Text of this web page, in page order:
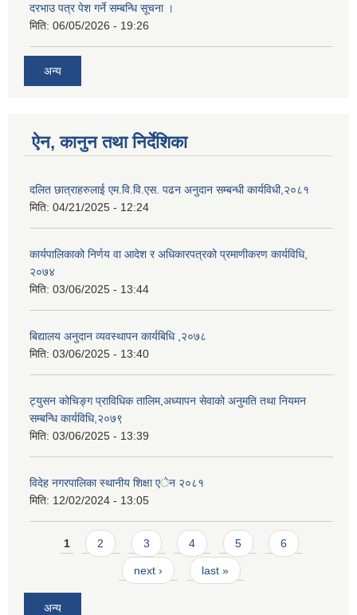
दरभाउ पत्र पेश गर्ने सम्बन्धि सूचना ।
मिति: 06/05/2026 - 19:26
अन्य
ऐन, कानुन तथा निर्देशिका
दलित छात्राहरुलाई एम.वि.वि.एस. पढन अनुदान सम्बन्धी कार्यविधी,२०८१
मिति: 04/21/2025 - 12:24
कार्यपालिकाको निर्णय वा आदेश र अधिकारपत्रको प्रमाणीकरण कार्यविधि,
२०७४
मिति: 03/06/2025 - 13:44
बिद्यालय अनुदान व्यवस्थापन कार्यबिधि ,२०७८
मिति: 03/06/2025 - 13:40
ट्युसन कोचिङ्ग प्राविधिक तालिम,अध्यापन सेवाको अनुमति तथा नियमन
सम्बन्धि कार्यविधि,२०७९
मिति: 03/06/2025 - 13:39
विदेह नगरपालिका स्थानीय शिक्षा एेन २०८१
मिति: 12/02/2024 - 13:05
Pages
1 2 3 4 5 6
next › last »
अन्य